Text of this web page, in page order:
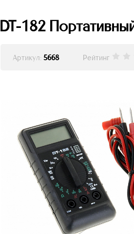
DT-182
Артикул: 5668 Рейтинг